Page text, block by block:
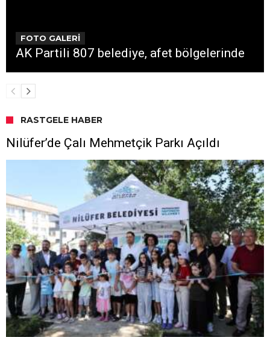
FOTO GALERİ
AK Partili 807 belediye, afet bölgelerinde
RASTGELE HABER
Nilüfer’de Çalı Mehmetçik Parkı Açıldı